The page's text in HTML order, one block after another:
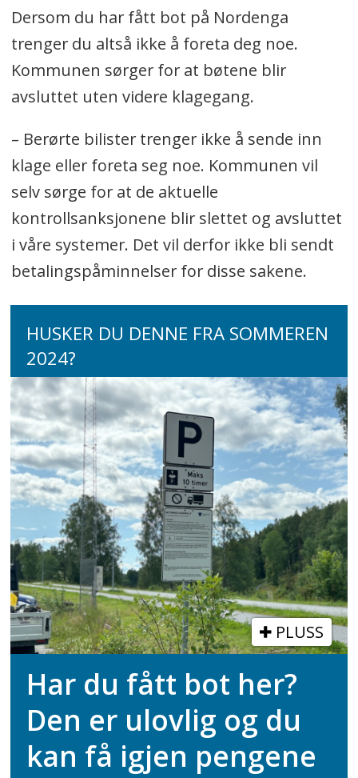
Dersom du har fått bot på Nordenga
trenger du altså ikke å foreta deg noe.
Kommunen sørger for at bøtene blir
avsluttet uten videre klagegang.
– Berørte bilister trenger ikke å sende inn
klage eller foreta seg noe. Kommunen vil
selv sørge for at de aktuelle
kontrollsanksjonene blir slettet og avsluttet
i våre systemer. Det vil derfor ikke bli sendt
betalingspåminnelser for disse sakene.
HUSKER DU DENNE FRA SOMMEREN
2024?
PLUSS
Har du fått bot her?
Den er ulovlig og du
kan få igjen pengene